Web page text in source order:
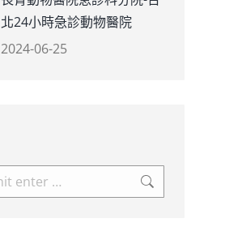
北24小時急診動物醫院
2024-06-25